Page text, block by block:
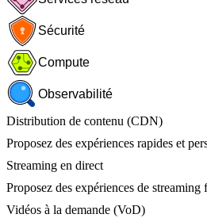
Sécurité
Compute
Observabilité
Distribution de contenu (CDN)
Proposez des expériences rapides et
Streaming en direct
Proposez des expériences de streaming
Vidéos à la demande (VoD)